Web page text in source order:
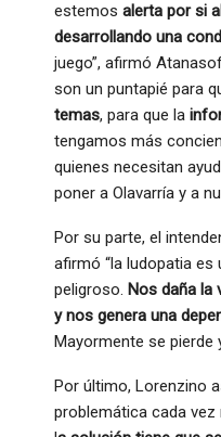
estemos alerta por si
desarrollando una
juego”, afirmó
son un puntapié para
temas, para que la
tengamos más
quienes necesitan
poner a Olavarría y a
Por su parte, el
afirmó “la ludopatia
peligroso. Nos daña la
y nos genera una
Mayormente se pierde
Por último, Lorenzino
problemática cada